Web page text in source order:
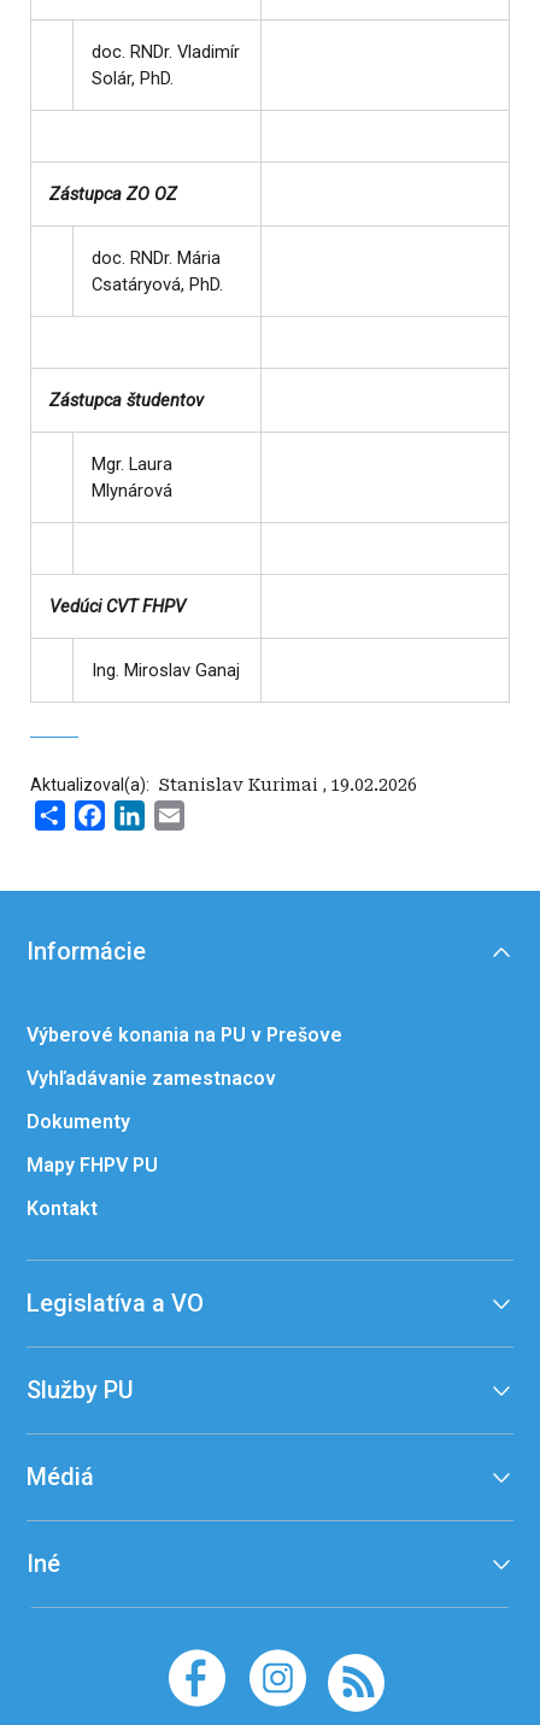
doc. RNDr. Vladimír
Solár, PhD.
Zástupca ZO OZ
doc. RNDr. Mária
Csatáryová, PhD.
Zástupca študentov
Mgr. Laura
Mlynárová
Vedúci CVT FHPV
Ing. Miroslav Ganaj
Aktualizoval(a): ‍ Stanislav Kurimai , 19.02.2026
Share FacebookLinkedIn
Informácie
Výberové konania na PU v Prešove
Vyhľadávanie zamestnacov
Dokumenty
Mapy FHPV PU
Kontakt
Legislatíva a VO
Služby PU
Médiá
Iné